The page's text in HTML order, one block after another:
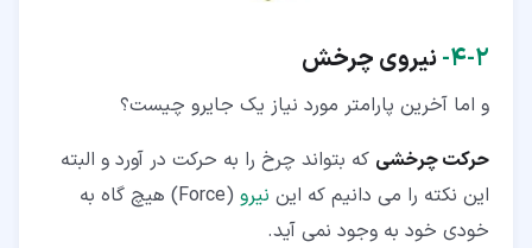
۲‏-‏۴‏- نیروی چرخش
و اما آخرین پارامتر مورد نیاز یک جایرو چیست؟
حرکت چرخشی که بتواند چرخ را به حرکت در آورد و البته
این نکته را می دانیم که این نیرو
(Force) هیچ گاه به
خودی خود به وجود نمی آید.